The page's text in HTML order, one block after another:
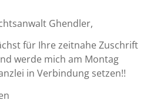
Ghendler,
für Ihre zeitnahe Zuschrift
werde mich am Montag
in Verbindung setzen!!